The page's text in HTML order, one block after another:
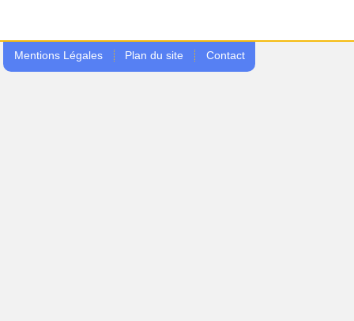
Mentions Légales Plan du site Contact